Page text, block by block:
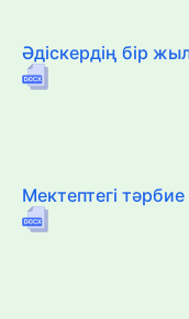
Әдіскердің бір
Мектептегі